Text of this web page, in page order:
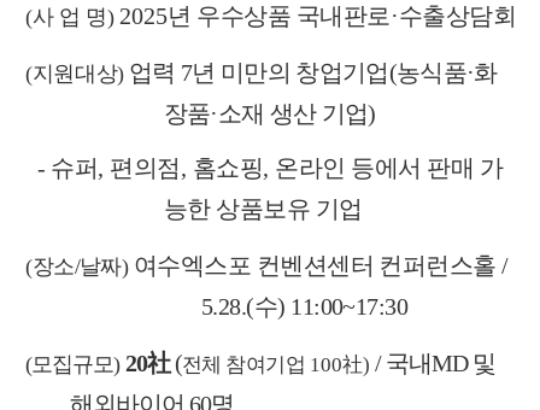
(사 업 명) 2025년 우수상품 국내판로 ·수출상담회
(지원대상) 업력 7년 미만의 창업기업(농식품·화
장품·소재 생산 기업)
- 슈퍼, 편의점, 홈쇼핑, 온라인 등에서 판매 가
능한 상품보유 기업
(장소/날짜) 여수엑스포 컨벤션센터 컨퍼런스홀/
5.28.(수) 11:00~17:30
(모집규모) 20社(전체 참여기업 100社) /국내MD 및
해외바이어 60명